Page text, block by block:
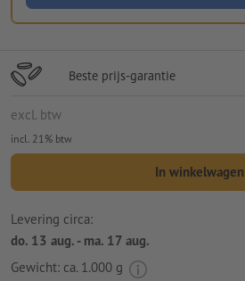
Beste prijs-garantie
excl. btw
incl. 21% btw
In winkelwagen
Levering circa:
do. 13 aug. - ma. 17 aug.
Gewicht: ca. 1.000 g